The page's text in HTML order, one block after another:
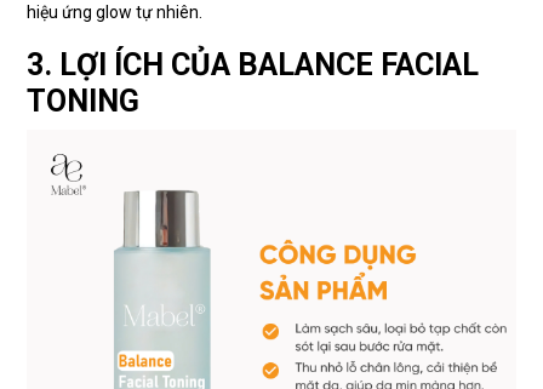
hiệu ứng glow tự nhiên.
3. LỢI ÍCH CỦA BALANCE FACIAL
TONING